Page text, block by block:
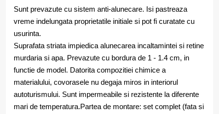
Sunt prevazute cu sistem anti-alunecare. Isi pastreaza
vreme indelungata proprietatile initiale si pot fi curatate cu
usurinta.
Suprafata striata impiedica alunecarea incaltamintei si retine
murdaria si apa. Prevazute cu bordura de 1 - 1.4 cm, in
functie de model. Datorita compozitiei chimice a
materialului, covorasele nu degaja miros in interiorul
autoturismului. Sunt impermeabile si rezistente la diferente
mari de temperatura.Partea de montare: set complet (fata si